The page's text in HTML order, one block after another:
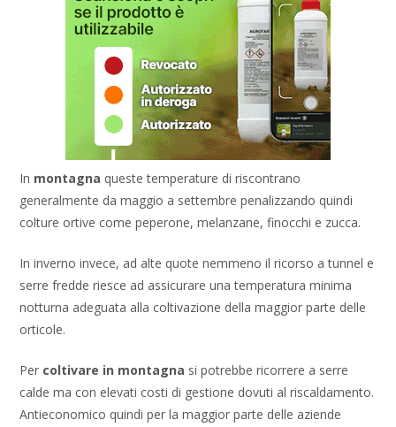
In montagna queste temperature di riscontrano
generalmente da maggio a settembre penalizzando quindi
colture ortive come peperone, melanzane, finocchi e zucca.
In inverno invece, ad alte quote nemmeno il ricorso a tunnel e
serre fredde riesce ad assicurare una temperatura minima
notturna adeguata alla coltivazione della maggior parte delle
orticole.
Per coltivare in montagna si potrebbe ricorrere a serre
calde ma con elevati costi di gestione dovuti al riscaldamento.
Antieconomico quindi per la maggior parte delle aziende